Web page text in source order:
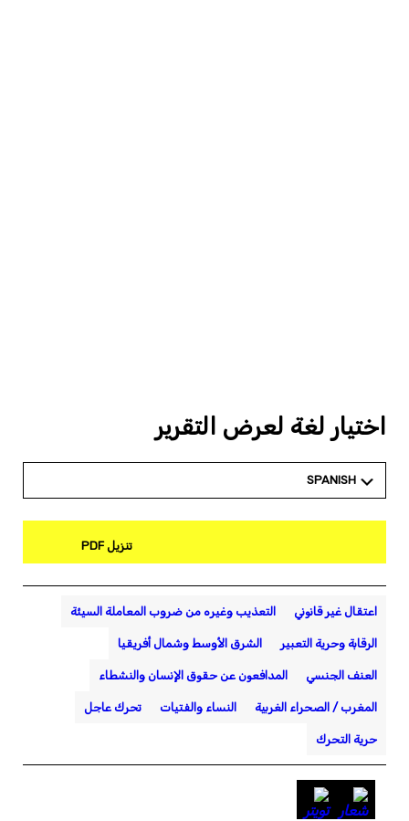
اختيار لغة لعرض التقرير
SPANISH
تنزيل PDF
اعتقال غير قانوني التعذيب وغيره من ضروب المعاملة السيئة
الرقابة وحرية التعبير الشرق الأوسط وشمال أفريقيا
العنف الجنسي المدافعون عن حقوق الإنسان والنشطاء
المغرب / الصحراء الغربية النساء والفتيات تحرك عاجل
حرية التحرك